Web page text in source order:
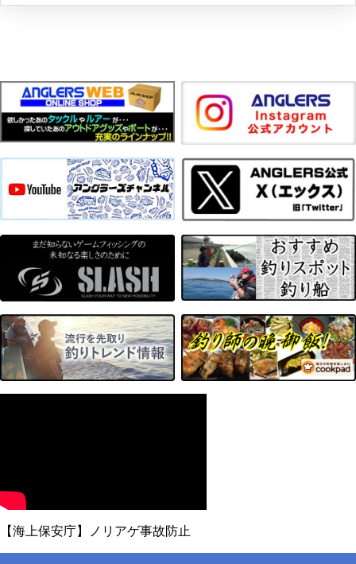
【海上保安庁】ノリアゲ事故防止